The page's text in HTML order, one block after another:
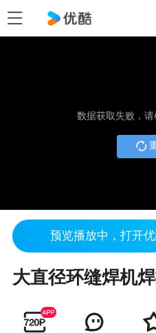
数据获取失败，
预览播放中，打开